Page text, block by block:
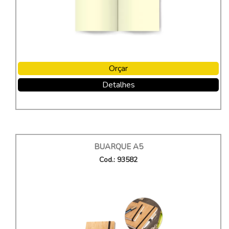
Orçar
Detalhes
BUARQUE A5
Cod.: 93582